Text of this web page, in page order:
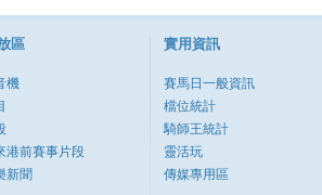
區
機
港前賽事片段
新聞
實用資訊
賽馬日一般資訊
檔位統計
騎師王統計
靈活玩
傳媒專用區